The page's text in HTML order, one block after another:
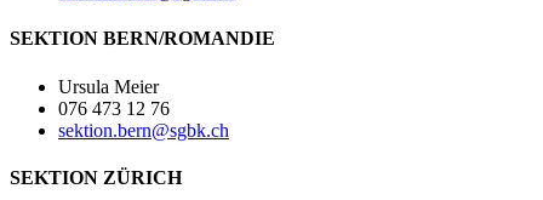
SEKTION BERN/ROMANDIE
Ursula Meier
076 473 12 76
sektion.bern@sgbk.ch
SEKTION ZÜRICH